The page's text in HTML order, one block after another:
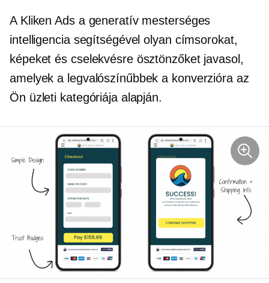
A Kliken Ads a generatív mesterséges
intelligencia segítségével olyan címsorokat,
képeket és cselekvésre ösztönzőket javasol,
amelyek a legvalószínűbbek a konverzióra az
Ön üzleti kategóriája alapján.